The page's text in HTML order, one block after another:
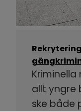
allt yngre
ske både